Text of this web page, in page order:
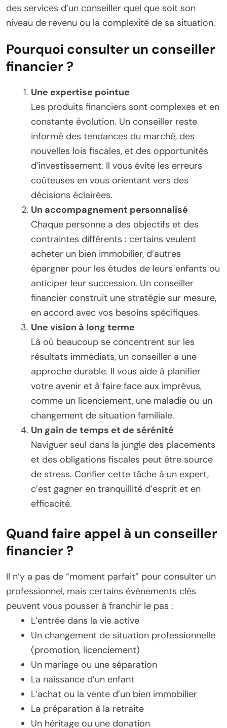
des services d’un conseiller quel que soit son
niveau de revenu ou la complexité de sa situation.
Pourquoi consulter un conseiller
financier ?
Une expertise pointue
Les produits financiers sont complexes et en
constante évolution. Un conseiller reste
informé des tendances du marché, des
nouvelles lois fiscales, et des opportunités
d’investissement. Il vous évite les erreurs
coûteuses en vous orientant vers des
décisions éclairées.
Un accompagnement personnalisé
Chaque personne a des objectifs et des
contraintes différents : certains veulent
acheter un bien immobilier, d’autres
épargner pour les études de leurs enfants ou
anticiper leur succession. Un conseiller
financier construit une stratégie sur mesure,
en accord avec vos besoins spécifiques.
Une vision à long terme
Là où beaucoup se concentrent sur les
résultats immédiats, un conseiller a une
approche durable. Il vous aide à planifier
votre avenir et à faire face aux imprévus,
comme un licenciement, une maladie ou un
changement de situation familiale.
Un gain de temps et de sérénité
Naviguer seul dans la jungle des placements
et des obligations fiscales peut être source
de stress. Confier cette tâche à un expert,
c’est gagner en tranquillité d’esprit et en
efficacité.
Quand faire appel à un conseiller
financier ?
Il n’y a pas de “moment parfait” pour consulter un
professionnel, mais certains événements clés
peuvent vous pousser à franchir le pas :
L’entrée dans la vie active
Un changement de situation professionnelle
(promotion, licenciement)
Un mariage ou une séparation
La naissance d’un enfant
L’achat ou la vente d’un bien immobilier
La préparation à la retraite
Un héritage ou une donation